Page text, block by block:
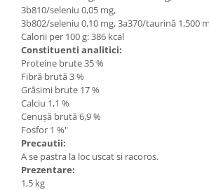
3b810/seleniu 0,05 mg,
3b802/seleniu 0,10 mg, 3a370/taurină 1,500
Calorii per 100 g: 386 kcal
Constituenti analitici:
Proteine brute 35 %
Fibră brută 3 %
Grăsimi brute 17 %
Calciu 1,1 %
Cenușă brută 6,9 %
Fosfor 1 %"
Precautii:
A se pastra la loc uscat si racoros.
Prezentare:
1,5 kg